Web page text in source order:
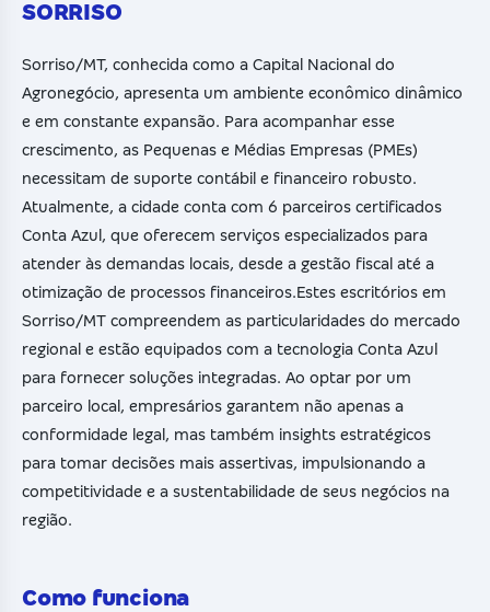
SORRISO
Sorriso/MT, conhecida como a Capital Nacional do
Agronegócio, apresenta um ambiente econômico dinâmico
e em constante expansão. Para acompanhar esse
crescimento, as Pequenas e Médias Empresas (PMEs)
necessitam de suporte contábil e financeiro robusto.
Atualmente, a cidade conta com 6 parceiros certificados
Conta Azul, que oferecem serviços especializados para
atender às demandas locais, desde a gestão fiscal até a
otimização de processos financeiros.Estes escritórios em
Sorriso/MT compreendem as particularidades do mercado
regional e estão equipados com a tecnologia Conta Azul
para fornecer soluções integradas. Ao optar por um
parceiro local, empresários garantem não apenas a
conformidade legal, mas também insights estratégicos
para tomar decisões mais assertivas, impulsionando a
competitividade e a sustentabilidade de seus negócios na
região.
Como funciona